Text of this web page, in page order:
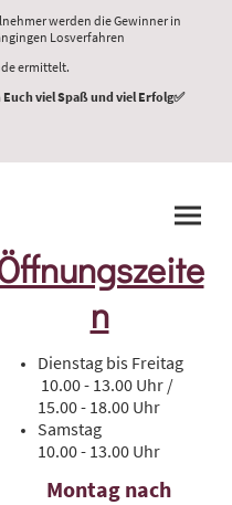
werden die Gewinner in
Losverfahren
ermittelt.
viel Spaß und viel Erfolg✅
n
Dienstag bis Freitag
10.00 - 13.00 Uhr /
15.00 - 18.00 Uhr
Samstag
10.00 - 13.00 Uhr
Montag nach